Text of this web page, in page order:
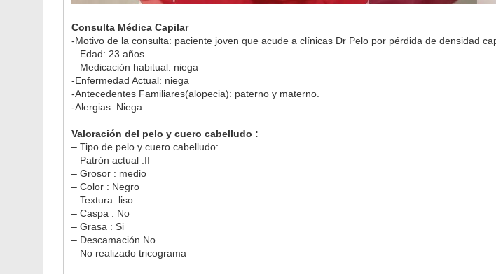
Consulta Médica Capilar
-Motivo de la consulta: paciente joven que acude a clínicas Dr Pelo por pérdida de densidad
– Edad: 23 años
– Medicación habitual: niega
-Enfermedad Actual: niega
-Antecedentes Familiares(alopecia): paterno y materno.
-Alergias: Niega
Valoración del pelo y cuero cabelludo :
– Tipo de pelo y cuero cabelludo:
– Patrón actual :II
– Grosor : medio
– Color : Negro
– Textura: liso
– Caspa : No
– Grasa : Si
– Descamación No
– No realizado tricograma